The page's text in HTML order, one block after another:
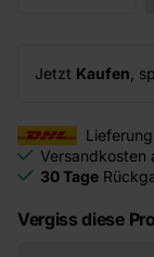
Jetzt Kaufen,
Versandkosten
30 Tage
Vergiss diese